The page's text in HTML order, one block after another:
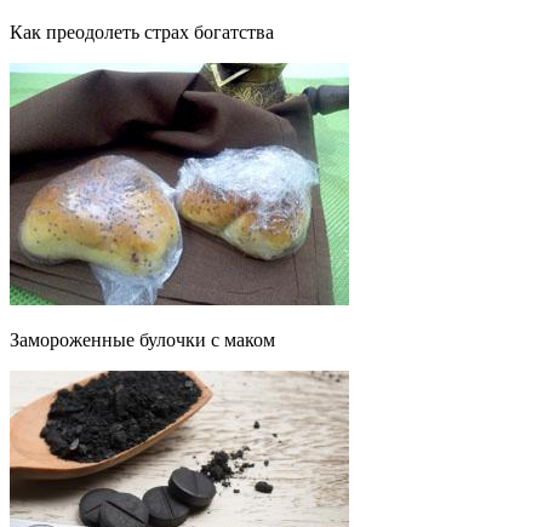
Как преодолеть страх богатства
Замороженные булочки с маком